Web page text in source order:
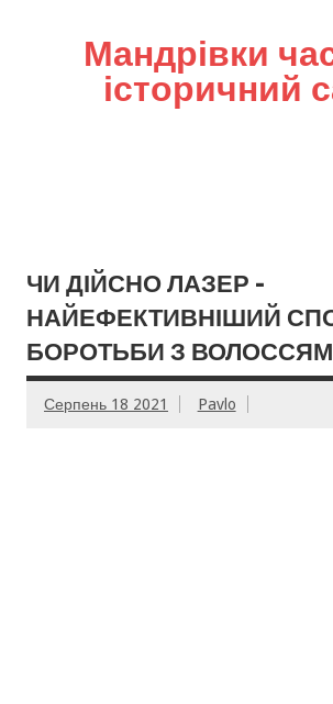
Мандрівки
історичний
ЧИ ДІЙСНО ЛАЗЕР –
НАЙЕФЕКТИВНІШИЙ
БОРОТЬБИ З
Серпень 18 2021 Pavlo